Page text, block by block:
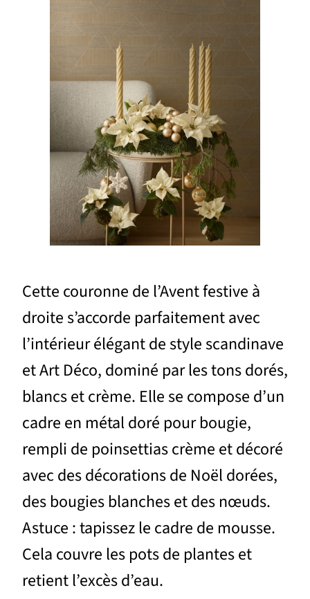
Cette couronne de l’Avent festive à
droite s’accorde parfaitement avec
l’intérieur élégant de style scandinave
et Art Déco, dominé par les tons dorés,
blancs et crème. Elle se compose d’un
cadre en métal doré pour bougie,
rempli de poinsettias crème et décoré
avec des décorations de Noël dorées,
des bougies blanches et des nœuds.
Astuce : tapissez le cadre de mousse.
Cela couvre les pots de plantes et
retient l’excès d’eau.